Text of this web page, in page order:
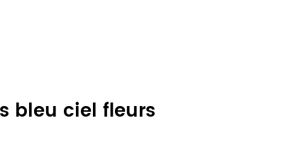
bleu ciel fleurs